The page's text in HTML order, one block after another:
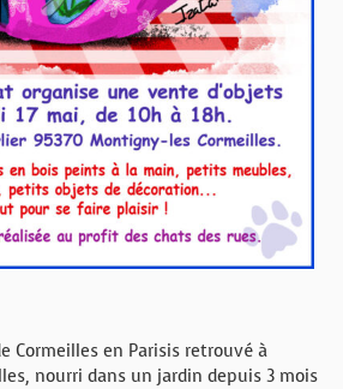
Cormeilles en Parisis retrouvé à
nourri dans un jardin depuis 3 mois